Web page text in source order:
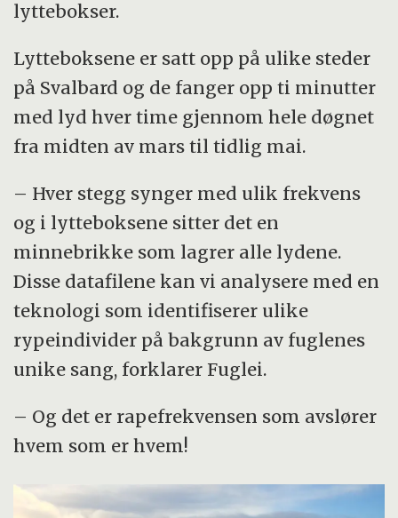
lyttebokser.
Lytteboksene er satt opp på ulike steder
på Svalbard og de fanger opp ti minutter
med lyd hver time gjennom hele døgnet
fra midten av mars til tidlig mai.
– Hver stegg synger med ulik frekvens
og i lytteboksene sitter det en
minnebrikke som lagrer alle lydene.
Disse datafilene kan vi analysere med en
teknologi som identifiserer ulike
rypeindivider på bakgrunn av fuglenes
unike sang, forklarer Fuglei.
– Og det er rapefrekvensen som avslører
hvem som er hvem!